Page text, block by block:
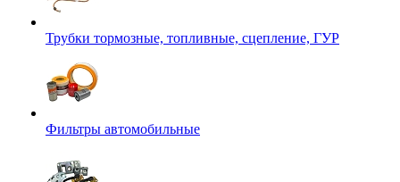
Трубки тормозные, топливные, сцепление, ГУР
Фильтры автомобильные